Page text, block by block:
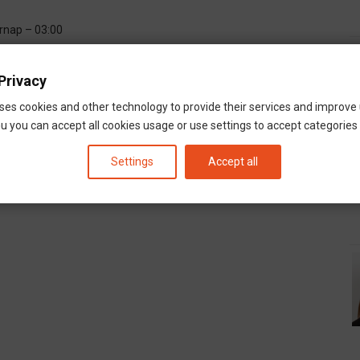
– 03:00
a Rivalda Duóval.Minden kedves mulatni vágyót, sok
időben jelez­zétek.
cookies and other technology to provide their services and improve
you can accept all cookies usage or use settings to accept categories
Settings Accept all